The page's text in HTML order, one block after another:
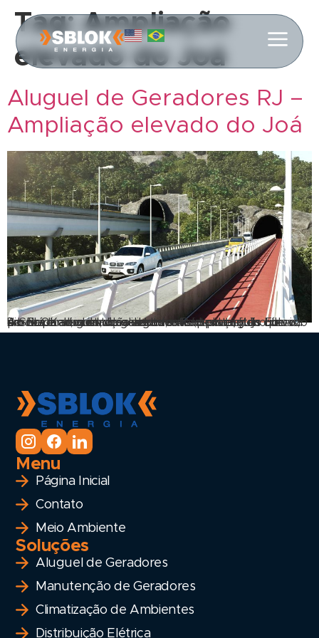
Tag:Ampliação
elevado do Joá
Aluguel de Geradores RJ –
Ampliação elevado do Joá
A SBLOK aluguel de geradores RJ, tem orgulho de participar de uma das obras mais importantes que o Rio de Janeiro está realizando. A ampliação do Elevado do Joá é a construção de uma nova pista, dois túneis, um novo elevado, um viaduto, uma ponte e um ciclovia à beira-mar, além do alargamento de vias, […]
Menu
Página Inicial
Contato
Meio Ambiente
Soluções
Aluguel de Geradores
Manutenção de Geradores
Climatização de Ambientes
Distribuição Elétrica